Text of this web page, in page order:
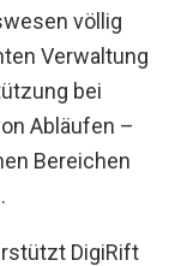
völlig
Verwaltung
bei
Abläufen –
Bereichen
DigiRift